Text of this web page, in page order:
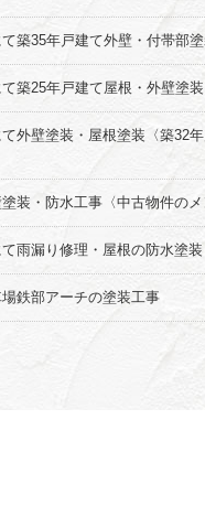
築35年戸建て外壁・付帯部
築25年戸建て屋根・外壁塗装
外壁塗装・屋根塗装〈築32
装・防水工事〈中古物件のメ
雨漏り修理・屋根の防水塗装
鉄部アーチの塗装工事